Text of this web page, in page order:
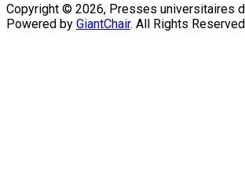
Copyright © 2026, Presses universitaires
Powered by GiantChair. All Rights Reserved